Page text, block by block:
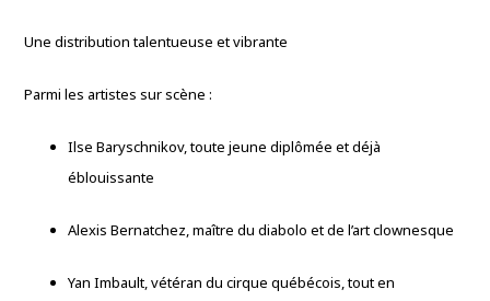
Une distribution talentueuse et vibrante
Parmi les artistes sur scène :
Ilse Baryschnikov, toute jeune diplômée et déjà
éblouissante
Alexis Bernatchez, maître du diabolo et de l’art clownesque
Yan Imbault, vétéran du cirque québécois, tout en